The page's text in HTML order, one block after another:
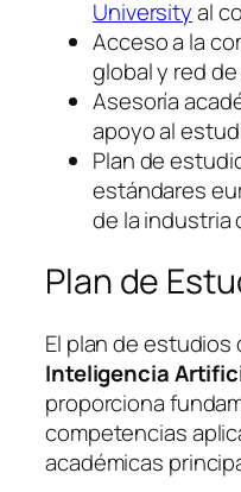
Universityal
Acceso a la
global y red
Asesoría
apoyo al
Plan de
estándares
de la industria
Plan de
El plan de estudios
Inteligencia
proporciona
competencias
académicas